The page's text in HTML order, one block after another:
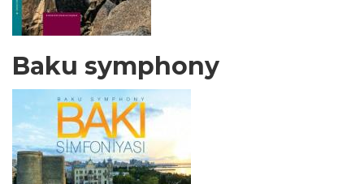
Baku symphony